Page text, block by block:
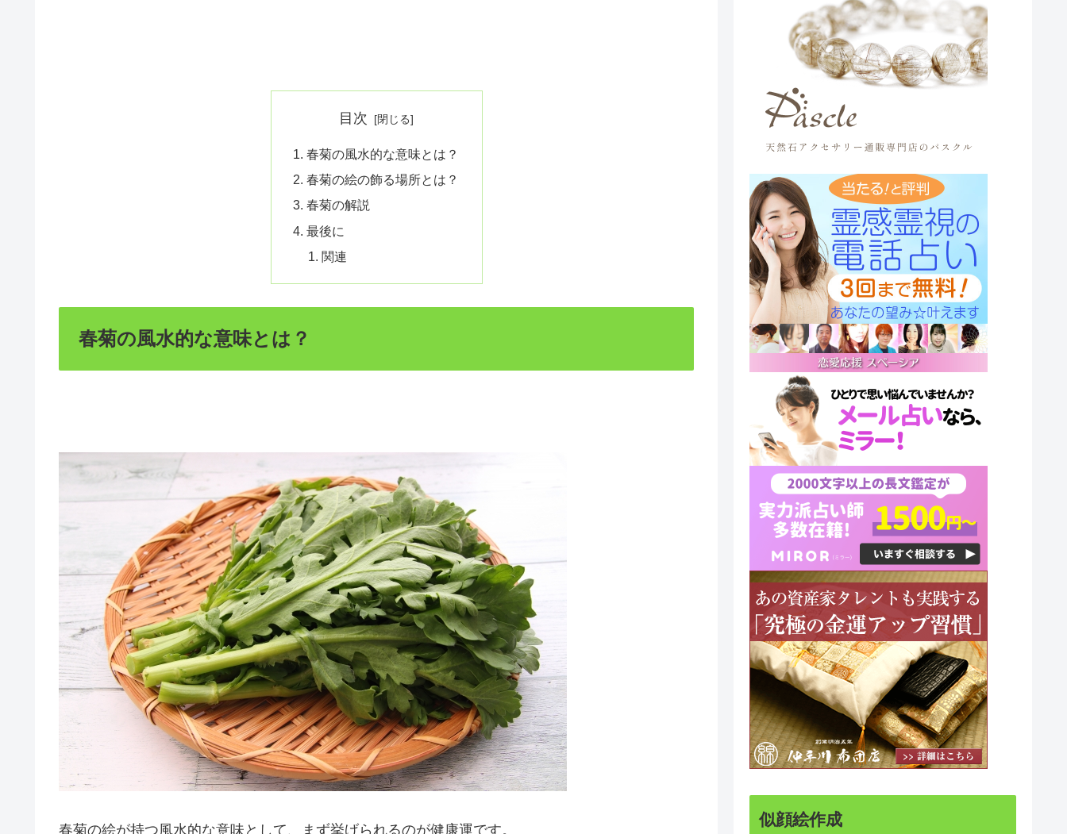
目次
春菊の風水的な意味とは？
春菊の絵の飾る場所とは？
春菊の解説
最後に
関連
春菊の風水的な意味とは？
春菊の絵が持つ風水的な意味として、まず挙げられるのが健康運です。
似顔絵作成